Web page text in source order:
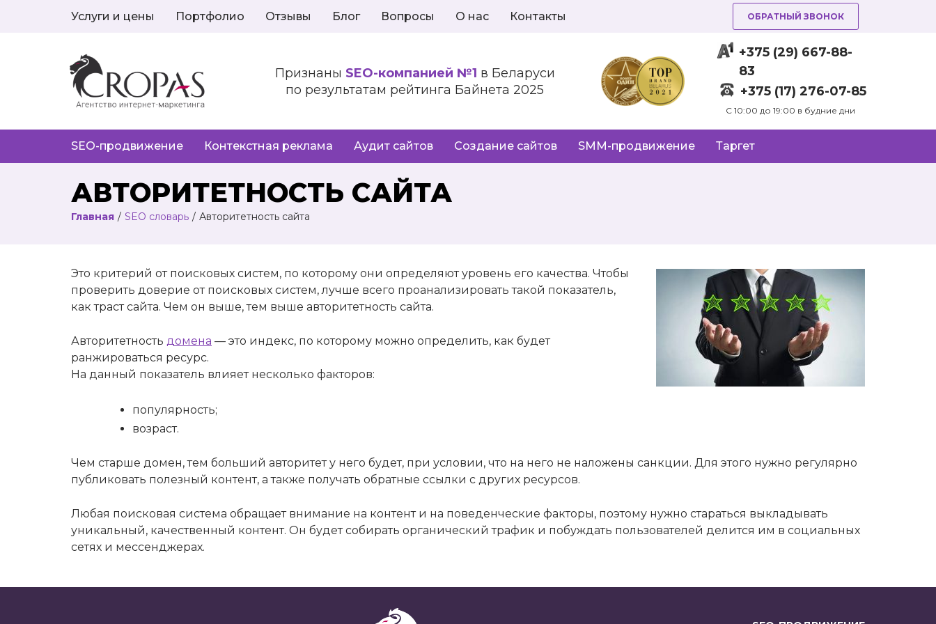
Услуги и цены Портфолио Отзывы Блог Вопросы О нас Контакты ОБРАТНЫЙ ЗВОНОК
Признаны SEO-компанией №1 в Беларуси
по результатам рейтинга Байнета 2025
+375 (29) 667-88-
83
+375 (17) 276-07-85
C 10:00 до 19:00 в будние дни
SEO-продвижение Контекстная реклама Аудит сайтов Создание сайтов SMM-продвижение Таргет
АВТОРИТЕТНОСТЬ САЙТА
Главная / SEO словарь / Авторитетность сайта
Это критерий от поисковых систем, по которому они определяют уровень его качества. Чтобы
проверить доверие от поисковых систем, лучше всего проанализировать такой показатель,
как траст сайта. Чем он выше, тем выше авторитетность сайта.
Авторитетность домена — это индекс, по которому можно определить, как будет
ранжироваться ресурс.
На данный показатель влияет несколько факторов:
популярность;
возраст.
Чем старше домен, тем больший авторитет у него будет, при условии, что на него не наложены санкции. Для этого нужно регулярно
публиковать полезный контент, а также получать обратные ссылки с других ресурсов.
Любая поисковая система обращает внимание на контент и на поведенческие факторы, поэтому нужно стараться выкладывать
уникальный, качественный контент. Он будет собирать органический трафик и побуждать пользователей делится им в социальных
сетях и мессенджерах.